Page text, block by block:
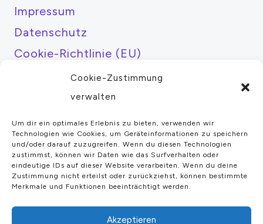
Cookie-Zustimmung
verwalten
Um dir ein optimales Erlebnis zu bieten, verwenden wir
Technologien wie Cookies, um Geräteinformationen zu speichern
und/oder darauf zuzugreifen. Wenn du diesen Technologien
zustimmst, können wir Daten wie das Surfverhalten oder
eindeutige IDs auf dieser Website verarbeiten. Wenn du deine
Zustimmung nicht erteilst oder zurückziehst, können bestimmte
Merkmale und Funktionen beeinträchtigt werden.
Akzeptieren
Impressum
Datenschutz
Cookie-Richtlinie (EU)
Über mich
Tutorials
Fotoausrüstung
Kameratests